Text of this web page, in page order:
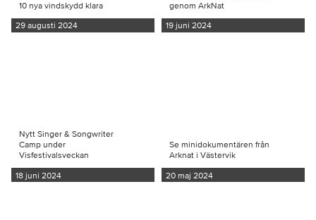
10 nya vindskydd klara
29 augusti 2024
genom ArkNat
19 juni 2024
Nytt Singer & Songwriter
Camp under
Visfestivalsveckan
18 juni 2024
Se minidokumentären från
Arknat i Västervik
20 maj 2024